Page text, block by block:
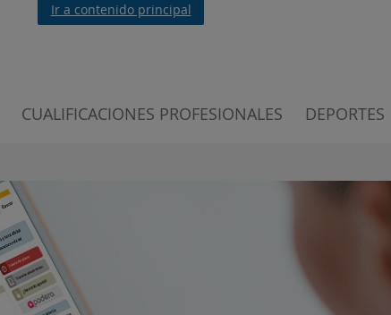
Ir a contenido principal
CUALIFICACIONES PROFESIONALES DEPORTES